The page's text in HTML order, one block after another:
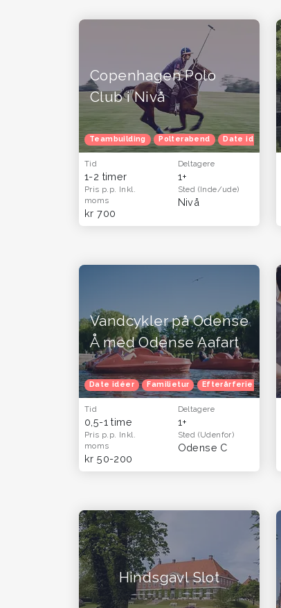
Copenhagen Polo
Club i Nivå
Teambuilding Polterabend Date idéer
Tid
1-2 timer
Deltagere
1+
Pris p.p. Inkl.
moms
kr 700
Sted (Inde/ude)
Nivå
Vandcykler på Odense
Å med Odense Aafart
Date idéer Familietur Efterårferie
Tid
0,5-1 time
Deltagere
1+
Pris p.p. Inkl.
moms
kr 50-200
Sted (Udenfor)
Odense C
Hindsgavl Slot